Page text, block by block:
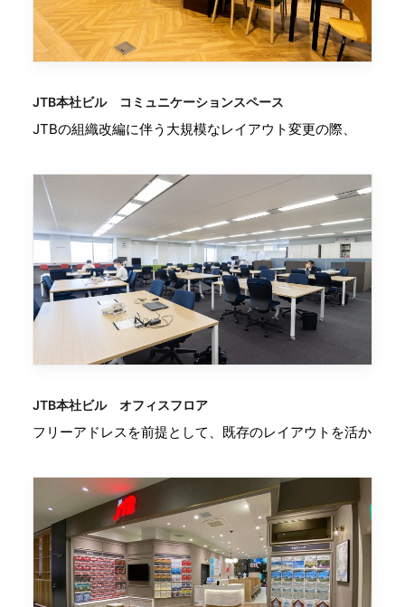
JTB本社ビル コミュニケーションスペース
JTBの組織改編に伴う大規模なレイアウト変更の際、
JTB本社ビル オフィスフロア
フリーアドレスを前提として、既存のレイアウトを活か